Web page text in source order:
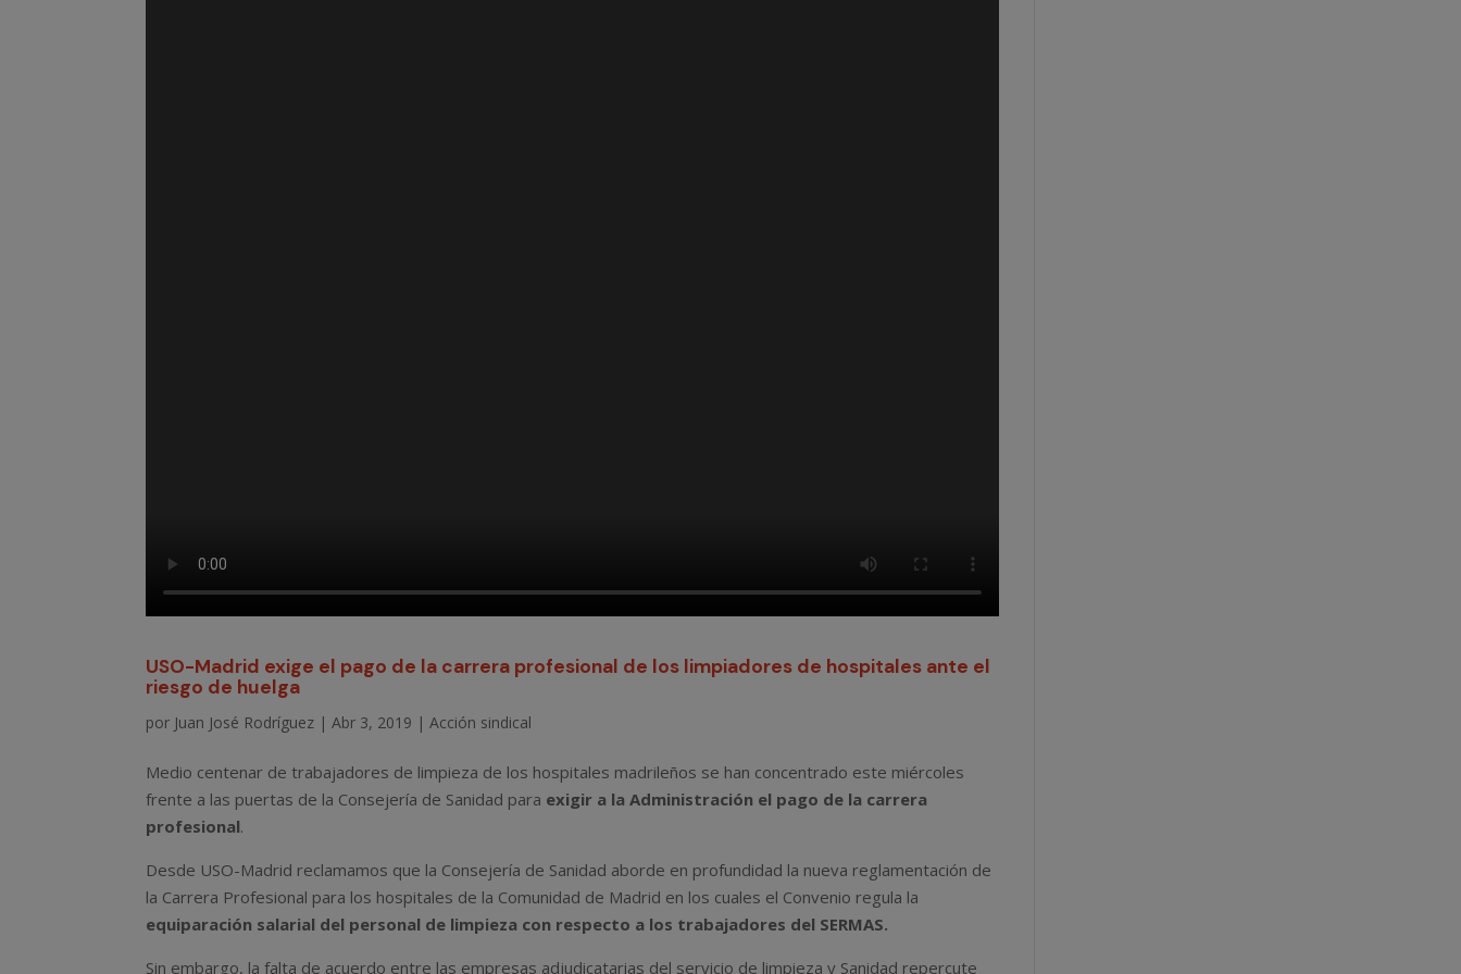
USO-Madrid exige el pago de la carrera profesional de los limpiadores de hospitales ante el
riesgo de huelga
por Juan José Rodríguez |Abr 3, 2019 |Acción sindical
Medio centenar de trabajadores de limpieza de los hospitales madrileños se han concentrado este miércoles
frente a las puertas de la Consejería de Sanidad para exigir a la Administración el pago de la carrera
profesional.
Desde USO-Madrid reclamamos que la Consejería de Sanidad aborde en profundidad la nueva reglamentación de
la Carrera Profesional para los hospitales de la Comunidad de Madrid en los cuales el Convenio regula la
equiparación salarial del personal de limpieza con respecto a los trabajadores del SERMAS.
Sin embargo, la falta de acuerdo entre las empresas adjudicatarias del servicio de limpieza y Sanidad repercute